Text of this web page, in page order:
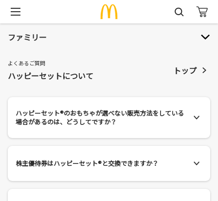
ファミリー
お客様相談窓口
よくあるご質問
ハッピーセットについて トップ
ハッピーセット®のおもちゃが選べない販売方法をしている
場合があるのは、どうしてですか？
株主優待券はハッピーセット®と交換できますか？